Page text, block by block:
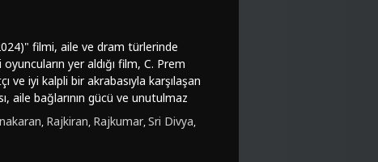
filmi, aile ve dram türlerinde
yer aldığı film, C. Prem
ve iyi kalpli bir akrabasıyla karşılaşan
aile bağlarının gücü ve unutulmaz
(2024)" özellikle aile ilişkilerine,
Karthi ve Rajkiran gibi başarılı
, Rajkiran, Rajkumar,Sri Divya,